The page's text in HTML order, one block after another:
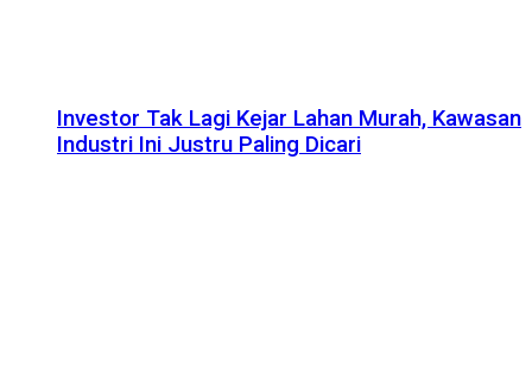
Investor Tak Lagi Kejar Lahan Murah, Kawasan
Industri Ini Justru Paling Dicari